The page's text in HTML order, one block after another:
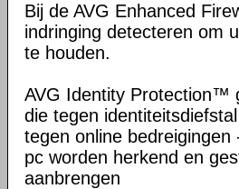
Bij de AVG Enhanced
indringing detecteren om
te houden.
AVG Identity Protection™
die tegen
tegen online
pc worden herkend en
aanbrengen